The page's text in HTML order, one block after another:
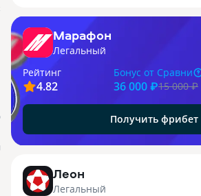
Марафон
Легальный
Рейтинг
4.82
Бонус от Сравни
36 000 ₽15 000₽
Получить фрибет
Леон
Легальный